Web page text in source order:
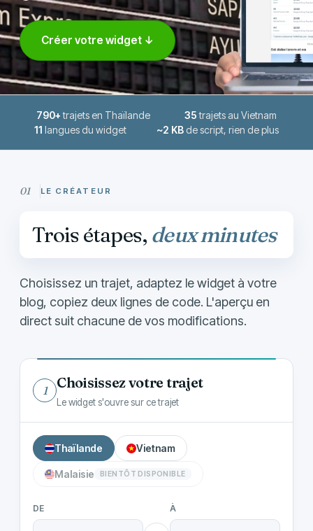
Créer votre widget ↓
790+trajets en Thaïlande 35trajets au Vietnam
11 langues du widget ~2 KBde script, rien de plus
LE CRÉATEUR
Trois étapes, deux minutes
Choisissez un trajet, adaptez le widget à votre
blog, copiez deux lignes de code. L'aperçu en
direct suit chacune de vos modifications.
1 Choisissez votre trajet
Le widget s'ouvre sur ce trajet
Thaïlande Vietnam
Malaisie BIENTÔT DISPONIBLE
DE À